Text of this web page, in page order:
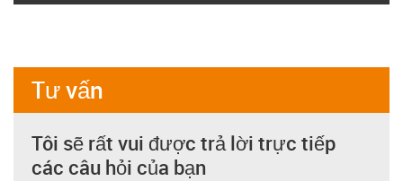
Tư vấn
Tôi sẽ rất vui được trả lời trực tiếp
các câu hỏi của bạn